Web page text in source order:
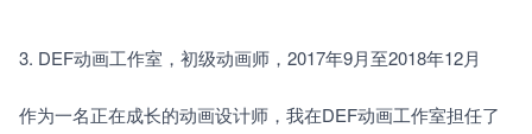
3. DEF动画工作室，初级动画师，2017年9月至2018年12月
作为一名正在成长的动画设计师，我在DEF动画工作室担任了